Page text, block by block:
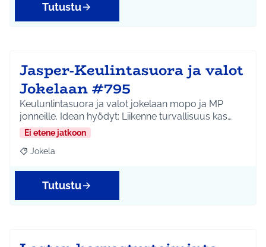
Tutustu
Jasper-Keulintasuora ja valot
Jokelaan #795
Keulunlintasuora ja valot jokelaan mopo ja MP
jonneille. Idean hyödyt: Liikenne turvallisuus kas…
Ei etene jatkoon
Rajaa tulokset aihepiirin mukaan: Jokela
Jokela
Tutustu